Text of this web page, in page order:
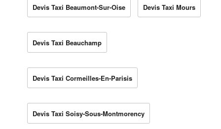
Devis Taxi Beaumont-Sur-Oise Devis Taxi Mours
Devis Taxi Beauchamp
Devis Taxi Cormeilles-En-Parisis
Devis Taxi Soisy-Sous-Montmorency